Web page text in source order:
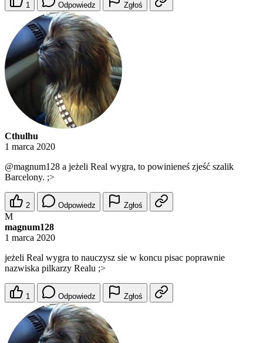
1 Odpowiedz Zgłoś
Cthulhu
1 marca 2020
@magnum128 a jeżeli Real wygra, to powinieneś zjeść szalik
Barcelony. ;>
2 Odpowiedz Zgłoś
M
magnum128
1 marca 2020
jeżeli Real wygra to nauczysz sie w koncu pisac poprawnie
nazwiska pilkarzy Realu ;>
1 Odpowiedz Zgłoś